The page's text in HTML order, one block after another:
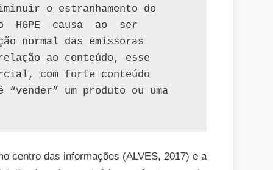
o estranhamento do
HGPE  causa  ao  ser
normal das emissoras
ao conteúdo, esse
com forte conteúdo
um produto ou uma
centro das informações (ALVES, 2017) e a